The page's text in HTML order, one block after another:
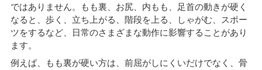
ではありません。もも裏、お尻、内もも、足首の動きが硬く
なると、歩く、立ち上がる、階段を上る、しゃがむ、スポー
ツをするなど、日常のさまざまな動作に影響することがあり
ます。
例えば、もも裏が硬い方は、前屈がしにくいだけでなく、骨